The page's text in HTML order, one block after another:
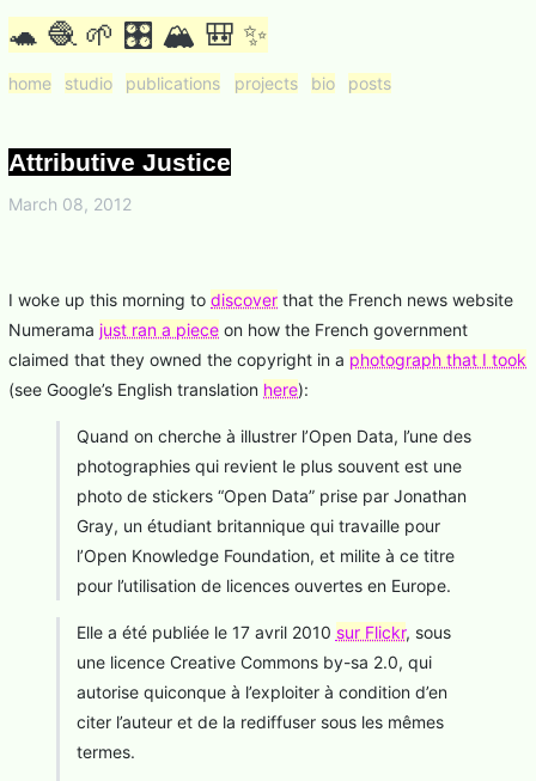
🐢 🧶 🌱 🎛 🏔 🎒 ✨
home studio publications projects bio posts
Attributive Justice
March 08, 2012
I woke up this morning to discover that the French news website
Numerama just ran a piece on how the French government
claimed that they owned the copyright in a photograph that I took
(see Google’s English translation here):
Quand on cherche à illustrer l’Open Data, l’une des
photographies qui revient le plus souvent est une
photo de stickers “Open Data” prise par Jonathan
Gray, un étudiant britannique qui travaille pour
l’Open Knowledge Foundation, et milite à ce titre
pour l’utilisation de licences ouvertes en Europe.
Elle a été publiée le 17 avril 2010 sur Flickr, sous
une licence Creative Commons by-sa 2.0, qui
autorise quiconque à l’exploiter à condition d’en
citer l’auteur et de la rediffuser sous les mêmes
termes.